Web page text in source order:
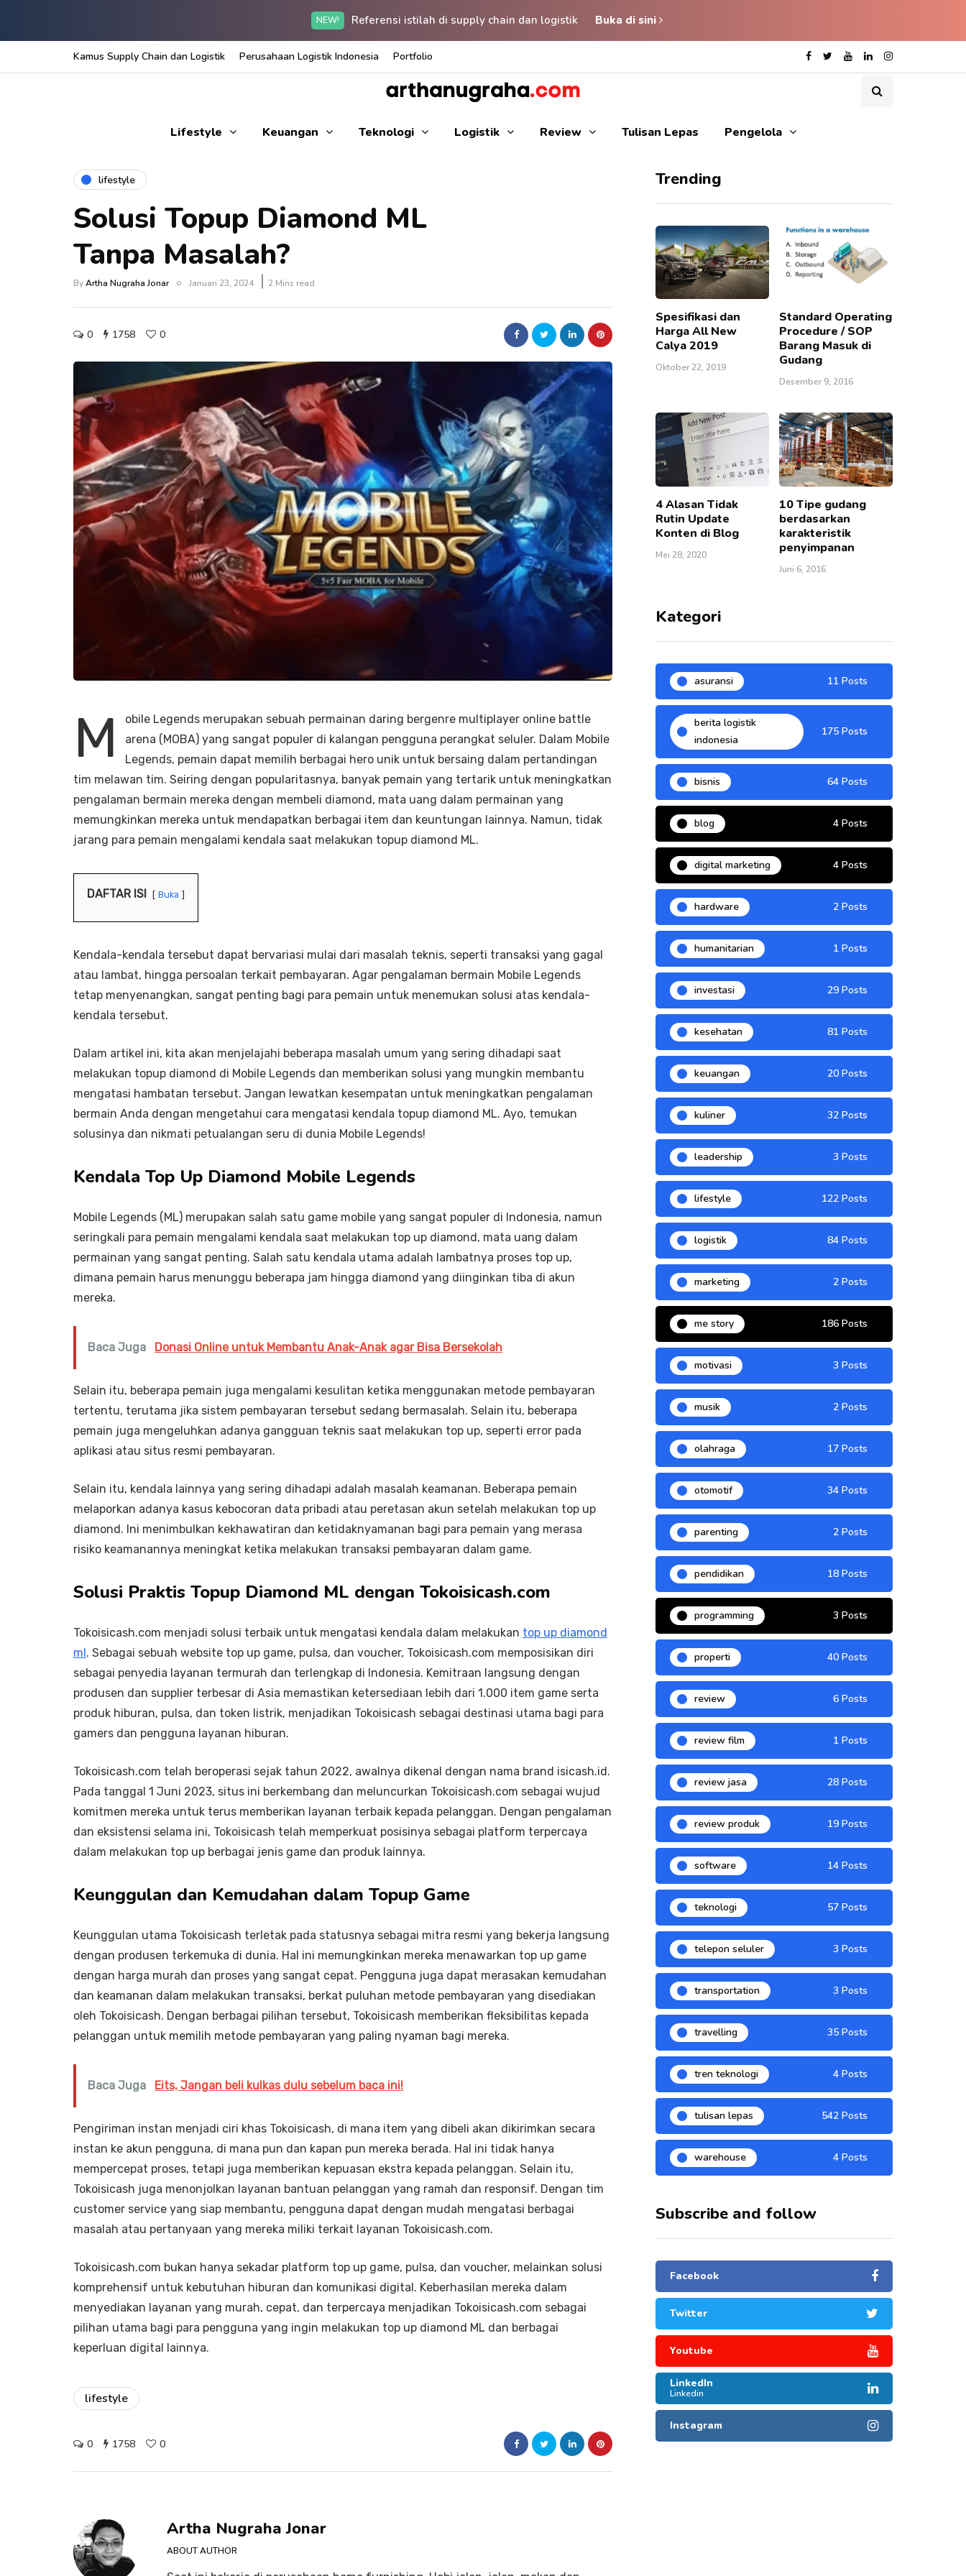
NEW! Referensi istilah di supply chain dan logistik Buka di sini
Kamus Supply Chain dan Logistik Perusahaan Logistik Indonesia Portfolio
Lifestyle Keuangan Teknologi Logistik Review Tulisan Lepas Pengelola
lifestyle
Solusi Topup Diamond ML
Tanpa Masalah?
ByArtha Nugraha Jonar Januari 23, 2024 2 Mins read
0 1758 0
M
obile Legends merupakan sebuah permainan daring bergenre multiplayer online battle
arena (MOBA) yang sangat populer di kalangan pengguna perangkat seluler. Dalam Mobile
Legends, pemain dapat memilih berbagai hero unik untuk bersaing dalam pertandingan
tim melawan tim. Seiring dengan popularitasnya, banyak pemain yang tertarik untuk meningkatkan
pengalaman bermain mereka dengan membeli diamond, mata uang dalam permainan yang
memungkinkan mereka untuk mendapatkan berbagai item dan keuntungan lainnya. Namun, tidak
jarang para pemain mengalami kendala saat melakukan topup diamond ML.
DAFTAR ISI Buka
Kendala-kendala tersebut dapat bervariasi mulai dari masalah teknis, seperti transaksi yang gagal
atau lambat, hingga persoalan terkait pembayaran. Agar pengalaman bermain Mobile Legends
tetap menyenangkan, sangat penting bagi para pemain untuk menemukan solusi atas kendala-
kendala tersebut.
Dalam artikel ini, kita akan menjelajahi beberapa masalah umum yang sering dihadapi saat
melakukan topup diamond di Mobile Legends dan memberikan solusi yang mungkin membantu
mengatasi hambatan tersebut. Jangan lewatkan kesempatan untuk meningkatkan pengalaman
bermain Anda dengan mengetahui cara mengatasi kendala topup diamond ML. Ayo, temukan
solusinya dan nikmati petualangan seru di dunia Mobile Legends!
Kendala Top Up Diamond Mobile Legends
Mobile Legends (ML) merupakan salah satu game mobile yang sangat populer di Indonesia, namun
seringkali para pemain mengalami kendala saat melakukan top up diamond, mata uang dalam
permainan yang sangat penting. Salah satu kendala utama adalah lambatnya proses top up,
dimana pemain harus menunggu beberapa jam hingga diamond yang diinginkan tiba di akun
mereka.
Baca Juga Donasi Online untuk Membantu Anak-Anak agar Bisa Bersekolah
Selain itu, beberapa pemain juga mengalami kesulitan ketika menggunakan metode pembayaran
tertentu, terutama jika sistem pembayaran tersebut sedang bermasalah. Selain itu, beberapa
pemain juga mengeluhkan adanya gangguan teknis saat melakukan top up, seperti error pada
aplikasi atau situs resmi pembayaran.
Selain itu, kendala lainnya yang sering dihadapi adalah masalah keamanan. Beberapa pemain
melaporkan adanya kasus kebocoran data pribadi atau peretasan akun setelah melakukan top up
diamond. Ini menimbulkan kekhawatiran dan ketidaknyamanan bagi para pemain yang merasa
risiko keamanannya meningkat ketika melakukan transaksi pembayaran dalam game.
Solusi Praktis Topup Diamond ML dengan Tokoisicash.com
Tokoisicash.com menjadi solusi terbaik untuk mengatasi kendala dalam melakukan top up diamond
ml. Sebagai sebuah website top up game, pulsa, dan voucher, Tokoisicash.com memposisikan diri
sebagai penyedia layanan termurah dan terlengkap di Indonesia. Kemitraan langsung dengan
produsen dan supplier terbesar di Asia memastikan ketersediaan lebih dari 1.000 item game serta
produk hiburan, pulsa, dan token listrik, menjadikan Tokoisicash sebagai destinasi utama bagi para
gamers dan pengguna layanan hiburan.
Tokoisicash.com telah beroperasi sejak tahun 2022, awalnya dikenal dengan nama brand isicash.id.
Pada tanggal 1 Juni 2023, situs ini berkembang dan meluncurkan Tokoisicash.com sebagai wujud
komitmen mereka untuk terus memberikan layanan terbaik kepada pelanggan. Dengan pengalaman
dan eksistensi selama ini, Tokoisicash telah memperkuat posisinya sebagai platform terpercaya
dalam melakukan top up berbagai jenis game dan produk lainnya.
Keunggulan dan Kemudahan dalam Topup Game
Keunggulan utama Tokoisicash terletak pada statusnya sebagai mitra resmi yang bekerja langsung
dengan produsen terkemuka di dunia. Hal ini memungkinkan mereka menawarkan top up game
dengan harga murah dan proses yang sangat cepat. Pengguna juga dapat merasakan kemudahan
dan keamanan dalam melakukan transaksi, berkat puluhan metode pembayaran yang disediakan
oleh Tokoisicash. Dengan berbagai pilihan tersebut, Tokoisicash memberikan fleksibilitas kepada
pelanggan untuk memilih metode pembayaran yang paling nyaman bagi mereka.
Baca Juga Eits, Jangan beli kulkas dulu sebelum baca ini!
Pengiriman instan menjadi ciri khas Tokoisicash, di mana item yang dibeli akan dikirimkan secara
instan ke akun pengguna, di mana pun dan kapan pun mereka berada. Hal ini tidak hanya
mempercepat proses, tetapi juga memberikan kepuasan ekstra kepada pelanggan. Selain itu,
Tokoisicash juga menonjolkan layanan bantuan pelanggan yang ramah dan responsif. Dengan tim
customer service yang siap membantu, pengguna dapat dengan mudah mengatasi berbagai
masalah atau pertanyaan yang mereka miliki terkait layanan Tokoisicash.com.
Tokoisicash.com bukan hanya sekadar platform top up game, pulsa, dan voucher, melainkan solusi
komprehensif untuk kebutuhan hiburan dan komunikasi digital. Keberhasilan mereka dalam
menyediakan layanan yang murah, cepat, dan terpercaya menjadikan Tokoisicash.com sebagai
pilihan utama bagi para pengguna yang ingin melakukan top up diamond ML dan berbagai
keperluan digital lainnya.
lifestyle
0 1758 0
Trending
Spesifikasi dan
Harga All New
Calya 2019
Oktober 22, 2019
Standard Operating
Procedure / SOP
Barang Masuk di
Gudang
Desember 9, 2016
4 Alasan Tidak
Rutin Update
Konten di Blog
Mei 28, 2020
10 Tipe gudang
berdasarkan
karakteristik
penyimpanan
Juni 6, 2016
Kategori
asuransi 11 Posts
berita logistik
indonesia
175 Posts
bisnis 64 Posts
blog 4 Posts
digital marketing 4 Posts
hardware 2 Posts
humanitarian 1 Posts
investasi 29 Posts
kesehatan 81 Posts
keuangan 20 Posts
kuliner 32 Posts
leadership 3 Posts
lifestyle 122 Posts
logistik 84 Posts
marketing 2 Posts
me story 186 Posts
motivasi 3 Posts
musik 2 Posts
olahraga 17 Posts
otomotif 34 Posts
parenting 2 Posts
pendidikan 18 Posts
programming 3 Posts
properti 40 Posts
review 6 Posts
review film 1 Posts
review jasa 28 Posts
review produk 19 Posts
software 14 Posts
teknologi 57 Posts
telepon seluler 3 Posts
transportation 3 Posts
travelling 35 Posts
tren teknologi 4 Posts
tulisan lepas 542 Posts
warehouse 4 Posts
Subscribe and follow
Facebook
Twitter
Youtube
LinkedIn
Linkedin
Instagram
Artha Nugraha Jonar
ABOUT AUTHOR